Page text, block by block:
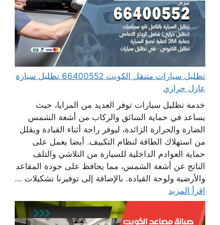
تظليل سيارات متنقل الكويت 66400552 تظليل سيارة
عازل حراري
خدمة تظليل سيارات توفر العديد من المزايا، حيث
يساعد في حماية السائق والركاب من أشعة الشمس
الضارة والحرارة الزائدة، ليوفر راحة أثناء القيادة ويقلل
من استهلاك الطاقة لنظام التكييف. أيضا يعمل على
حماية العوادم الداخلية للسيارة من التلاشي والتلف
الناتج عن أشعة الشمس، مما يحافظ على جودة المقاعد
والأرضية ولوحة القيادة. بالإضافة إلى توفيرنا تشكيلات ...
اقرأ المزيد